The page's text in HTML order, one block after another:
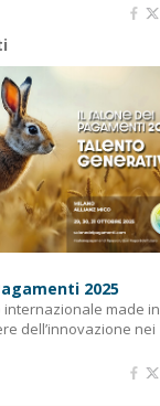
2025
internazionale made in
dell’innovazione nei